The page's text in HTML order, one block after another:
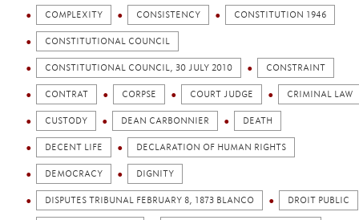
COMPLEXITY CONSISTENCY CONSTITUTION 1946
CONSTITUTIONAL COUNCIL
CONSTITUTIONAL COUNCIL, 30 JULY 2010 CONSTRAINT
CONTRAT CORPSE COURT JUDGE CRIMINAL LAW
CUSTODY DEAN CARBONNIER DEATH
DECENT LIFE DECLARATION OF HUMAN RIGHTS
DEMOCRACY DIGNITY
DISPUTES TRIBUNAL FEBRUARY 8, 1873 BLANCO DROIT PUBLIC